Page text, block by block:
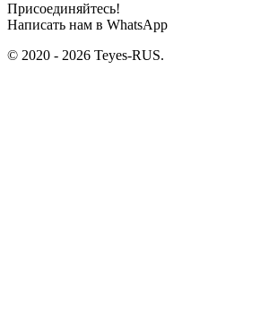
Присоединяйтесь!
Написать нам в WhatsApp
© 2020 - 2026 Teyes-RUS.